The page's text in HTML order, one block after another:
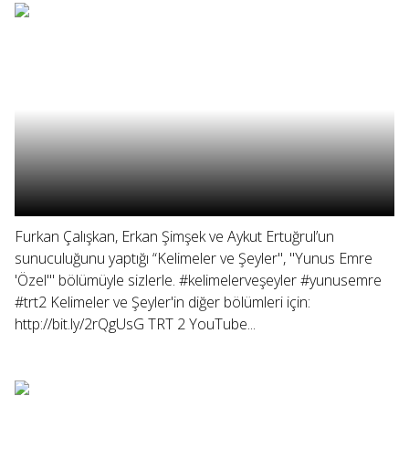
Furkan Çalışkan, Erkan Şimşek ve Aykut Ertuğrul’un
sunuculuğunu yaptığı “Kelimeler ve Şeyler", "Yunus Emre
'Özel'" bölümüyle sizlerle. #kelimelerveşeyler #yunusemre
#trt2 Kelimeler ve Şeyler'in diğer bölümleri için:
http://bit.ly/2rQgUsG TRT 2 YouTube...